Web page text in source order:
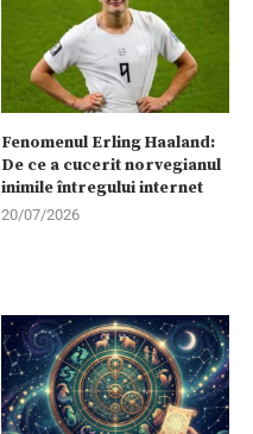
Fenomenul Erling Haaland:
De ce a cucerit norvegianul
inimile întregului internet
20/07/2026